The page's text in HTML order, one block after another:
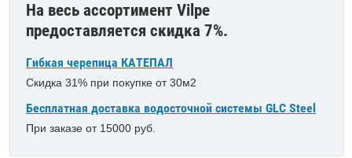
На весь ассортимент Vilpe
предоставляется скидка 7%.
Гибкая черепица КАТЕПАЛ
Скидка 31% при покупке от 30м2
Бесплатная доставка водосточной системы GLC Steel
При заказе от 15000 руб.